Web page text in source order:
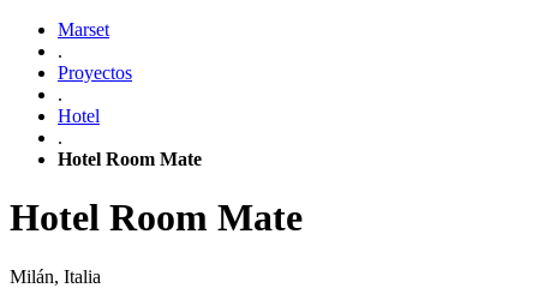
Marset
.
Proyectos
.
Hotel
.
Hotel Room Mate
Hotel Room Mate
Milán, Italia